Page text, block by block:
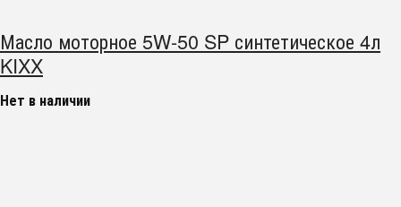
Масло моторное 5W-50 SP синтетическое 4л
KIXX
Нет в наличии